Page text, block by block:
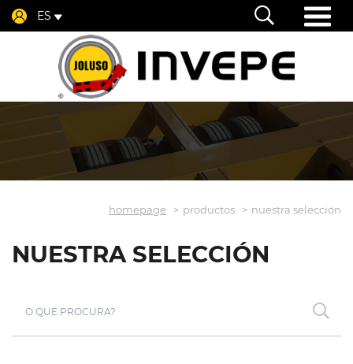
ES
homepage productos nuestra selección
NUESTRA SELECCIÓN